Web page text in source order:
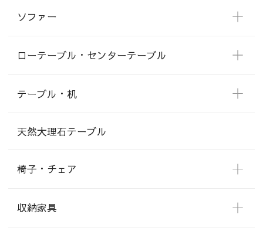
ソファー
ローテーブル・センターテーブル
テーブル・机
天然大理石テーブル
椅子・チェア
収納家具